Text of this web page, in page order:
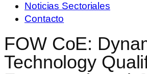
Noticias Sectoriales
Contacto
FOW CoE:
Technology